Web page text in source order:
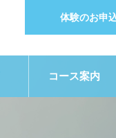
体験のお申
コース案内